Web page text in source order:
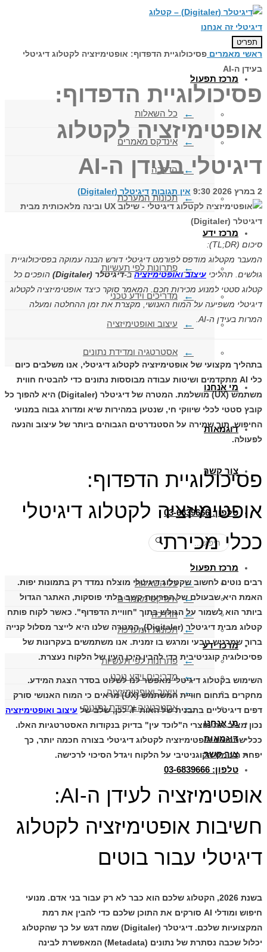
לתוכן
תפריט
מרכז תפעול
כל השאלות
אינדקס מאמרים
הדרכה
תכונות המערכת
מרכז ידע
פתרונות לפי תעשיות
מדריכים וידע טכני
עיצוב ואופטימיזציה
אסטרטגיה ומדידת נתונים
מי אנחנו
דוגמאות
צור קשר
טלפון: 03-6839666
🔍
מרכז תפעול
כל השאלות
אינדקס מאמרים
הדרכה
תכונות המערכת
מרכז ידע
פתרונות לפי תעשיות
מדריכים וידע טכני
עיצוב ואופטימיזציה
אסטרטגיה ומדידת נתונים
מי אנחנו
דוגמאות
צור קשר
טלפון: 03-6839666
ראשי מאמרים פסיכולוגיית הדפדוף: אופטימיזציה לקטלוג דיגיטלי
בעידן ה-AI
פסיכולוגיית הדפדוף:
אופטימיזציה לקטלוג
דיגיטלי בעידן ה-AI
2 במרץ 2026 9:30 אין תגובות דיגיטלר (Digitaler)
סיכום (TL;DR):
המעבר מקטלוג מודפס לפורמט דיגיטלי דורש הבנה עמוקה בפסיכולוגיית
גולשים. תהליכי עיצוב ואופטימיזציהב-דיגיטלר (Digitaler)
הופכים כל
קטלוג סטטי למנוע מכירות חכם. המאמר סוקר כיצד אופטימיזציה לקטלוג
דיגיטלי משפיעה על המוח האנושי, מקצרת את זמן ההחלטה ומעלה
המרות בעידן ה-AI.
בתהליך מקצועי של אופטימיזציה לקטלוג דיגיטלי, אנו משלבים כיום
כלי AI מתקדמים ושיטות עבודה מבוססות נתונים כדי להבטיח חווית
משתמש (UX) מושלמת. המטרה של
דיגיטלר (Digitaler)
היא להפוך כל
קובץ סטטי לכלי שיווקי חי, שנטען במהירות שיא ומדורג גבוה במנועי
החיפוש, תוך שמירה על הסטנדרטים הגבוהים ביותר של עיצוב והנעה
לפעולה.
פסיכולוגיית הדפדוף:
אופטימיזציה לקטלוג דיגיטלי
ככלי מכירתי
רבים נוטים לחשוב שקטלוג דיגיטלי מוצלח נמדד רק בתמונות יפות.
האמת היא שבעולם של הפרעות קשב בלתי פוסקות, האתגר הגדול
ביותר הוא לשמור על הגולש בתוך "חוויית הדפדוף". כאשר לקוח פותח
קטלוג מבית דיגיטלר (Digitaler)
, המטרה שלנו היא לייצר מסלול קנייה
ברור שמרגיש טבעי ומרגש בו זמנית. אנו משתמשים בעקרונות של
פסיכולוגיה קוגניטיבית כדי להבין היכן העין של הלקוח נעצרת.
השימוש בקטלוג דיגיטלי מאפשר לנו לשלוט בסדר הצגת המידע.
מחקרים בתחום חוויית המשתמש (UX) מראים כי המוח האנושי סורק
דפים דיגיטליים בתבנית של האות F. לכן, שלב של
עיצוב ואופטימיזציה
נכון מציב את מוצרי ה"לוכד עין" בדיוק בנקודות האסטרטגיות האלו.
ככל שתבוצעאופטימיזציה לקטלוג דיגיטלי בצורה חכמה יותר, כך
יפחת העומס הקוגניטיבי על הלקוח ויגדל הסיכוי לרכישה.
אופטימיזציה לעידן ה-AI:
חשיבות אופטימיזציה לקטלוג
דיגיטלי עבור בוטים
בשנת 2026, הקטלוג שלכם הוא כבר לא רק עבור בני אדם. מנועי
חיפוש ומודלי AI סורקים את התוכן שלכם כדי להבין את רמת
המקצועיות שלכם. דיגיטלר (Digitaler)
שמה דגש על כך שהקטלוג
יכלול שכבה נסתרת של נתונים (Metadata) המאפשרת לבינה